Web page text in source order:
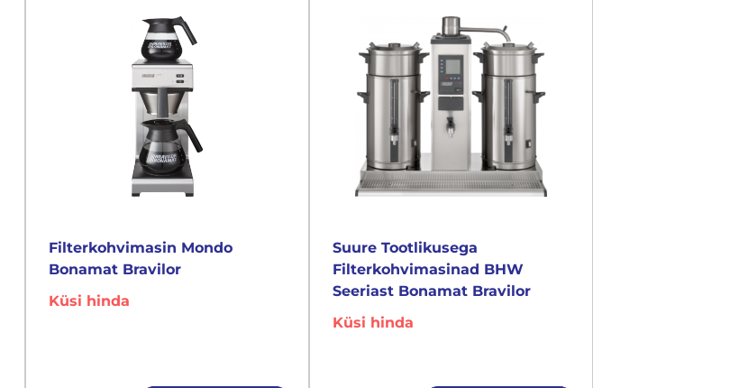
Filterkohvimasin Mondo
Bonamat Bravilor
Küsi hinda
Suure Tootlikusega
Filterkohvimasinad BHW
Seeriast Bonamat Bravilor
Küsi hinda